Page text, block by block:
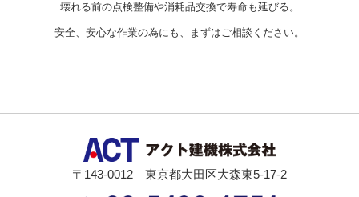
壊れる前の点検整備や消耗品交換で寿命も延びる。
安全、安心な作業の為にも、まずはご相談ください。
〒143-0012 東京都大田区大森東5-17-2